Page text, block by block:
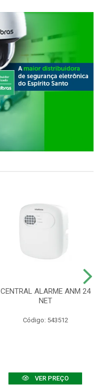
CENTRAL ALARME ANM 24
NET
Código: 543512
VER PREÇO